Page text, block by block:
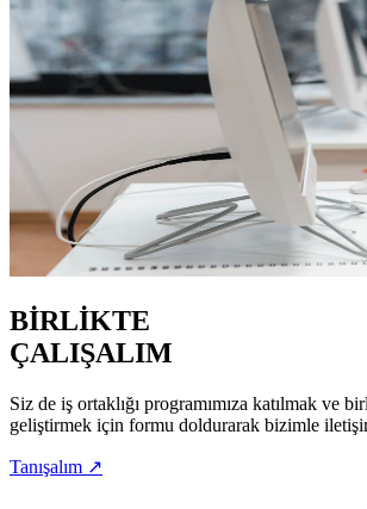
BİRLİKTE
ÇALIŞALIM
Siz de iş ortaklığı programımıza katılmak ve
geliştirmek için formu doldurarak bizimle
Tanışalım ↗